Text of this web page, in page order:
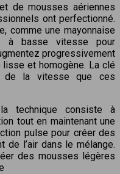
de mousses aériennes
ont perfectionné.
comme une mayonnaise
à basse vitesse pour
progressivement
et homogène. La clé
de la vitesse que ces
technique consiste à
tout en maintenant une
pulse pour créer des
de l’air dans le mélange.
des mousses légères